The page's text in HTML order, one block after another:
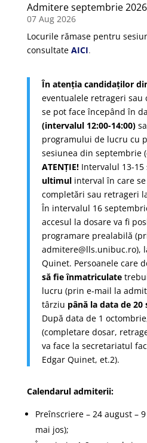
Admitere septembrie 2026
07 Aug 2026
Locurile rămase pentru
consultate AICI.
În atenția candidaților
eventualele retrageri sau
se pot face începând în
(intervalul 12:00-14:00)
programului de lucru cu
sesiunea din septembrie
ATENȚIE!Intervalul 13-15
ultimulinterval în care
completări sau retrageri
În intervalul 16
accesul la dosare va fi
programare prealabilă
admitere@lls.unibuc.ro),
Quinet. Persoanele care
să fie înmatriculate
lucru (prin e-mail la
târziu până la data de
După data de 1
(completare dosar,
va face la secretariatul
Edgar Quinet, et.2).
Calendarul admiterii:
Preînscriere – 24 august –
mai jos);